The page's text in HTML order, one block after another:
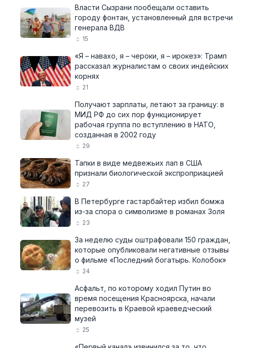
Власти Сызрани пообещали оставить
городу фонтан, установленный для встречи
генерала ВДВ
15
«Я – навахо, я – чероки, я – ирокез»: Трамп
рассказал журналистам о своих индейских
корнях
21
Получают зарплаты, летают за границу: в
МИД РФ до сих пор функционирует
рабочая группа по вступлению в НАТО,
созданная в 2002 году
29
Тапки в виде медвежьих лап в США
признали биологической экспроприацией
27
В Петербурге гастарбайтер избил бомжа
из-за спора о символизме в романах Золя
23
За неделю суды оштрафовали 150 граждан,
которые опубликовали негативные отзывы
о фильме «Последний богатырь. Колобок»
24
Асфальт, по которому ходил Путин во
время посещения Красноярска, начали
перевозить в Краевой краеведческий
музей
25